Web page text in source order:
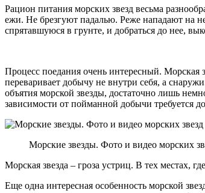
Рацион питания морских звезд весьма
ежи. Не брезгуют падалью. Реже нападают на
спрятавшуюся в грунте, и добраться до нее,
Процесс поедания очень интересный. Морская
переваривает добычу не внутри себя, а
объятия морской звезды, достаточно лишь
зависимости от пойманной добычи требуется
Морские звезды. Фото и видео морских
Морская звезда – гроза устриц. В тех местах,
Еще одна интересная особенность морской